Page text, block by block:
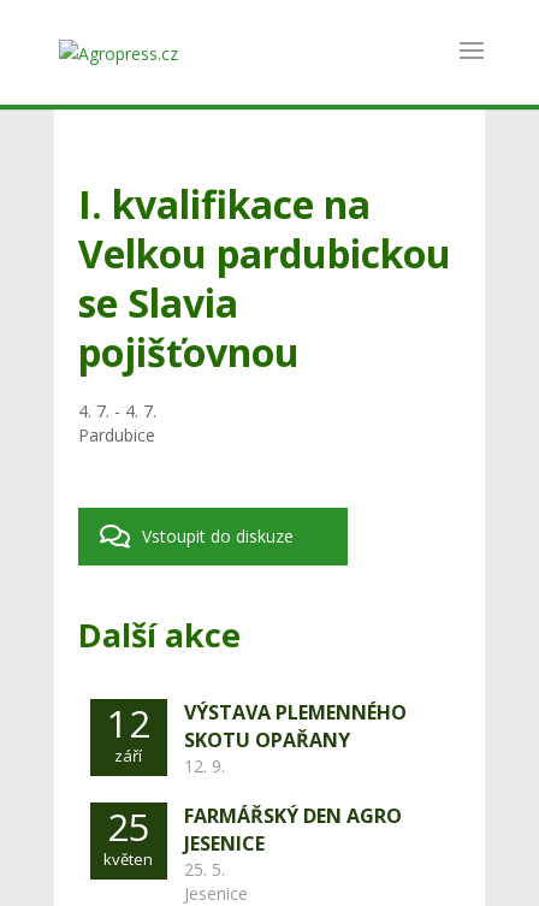
I. kvalifikace na
Velkou pardubickou
se Slavia
pojišťovnou
4. 7. - 4. 7.
Pardubice
Vstoupit do diskuze
Další akce
12
září
VÝSTAVA PLEMENNÉHO
SKOTU OPAŘANY
12. 9.
25
květen
FARMÁŘSKÝ DEN AGRO
JESENICE
25. 5.
Jesenice